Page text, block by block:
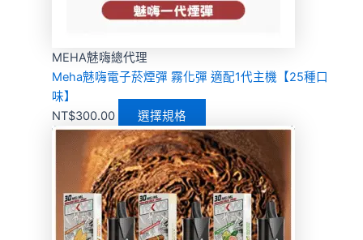
MEHA魅嗨總代理
Meha魅嗨電子菸煙彈 霧化彈 適配1代主機【25種口
味】
NT$300.00 選擇規格